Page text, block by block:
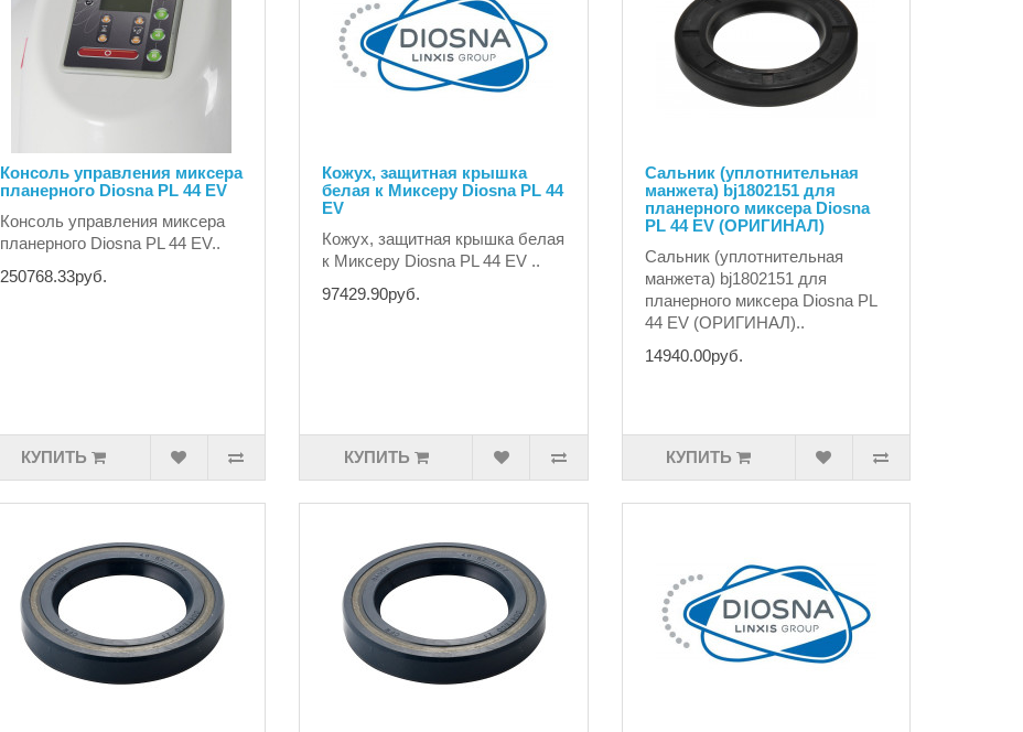
Консоль управления миксера
планерного Diosna PL 44 EV
Консоль управления миксера
планерного Diosna PL 44 EV..
250768.33руб.
КУПИТЬ
Кожух, защитная крышка
белая к Миксеру Diosna PL 44
EV
Кожух, защитная крышка белая
к Миксеру Diosna PL 44 EV ..
97429.90руб.
КУПИТЬ
Сальник (уплотнительная
манжета) bj1802151 для
планерного миксера Diosna
PL 44 EV (ОРИГИНАЛ)
Сальник (уплотнительная
манжета) bj1802151 для
планерного миксера Diosna PL
44 EV (ОРИГИНАЛ)..
14940.00руб.
КУПИТЬ